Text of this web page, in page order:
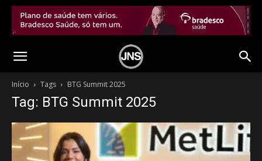
Início Tags BTG Summit 2025
Tag: BTG Summit 2025